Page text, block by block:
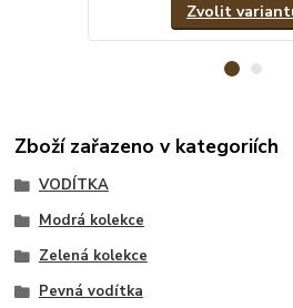
Zvolit
Zboží zařazeno v kategoriích
VODÍTKA
Modrá kolekce
Zelená kolekce
Pevná vodítka